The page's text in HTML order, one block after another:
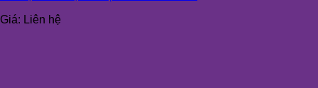
Giá: Liên hệ